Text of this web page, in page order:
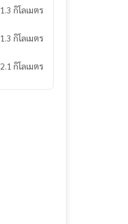
1.3 กิโลเมตร
1.3 กิโลเมตร
2.1 กิโลเมตร